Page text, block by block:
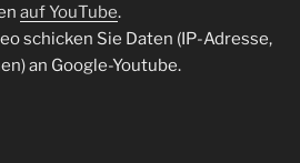
auf YouTube.
schicken Sie Daten (IP-Adresse,
an Google-Youtube.